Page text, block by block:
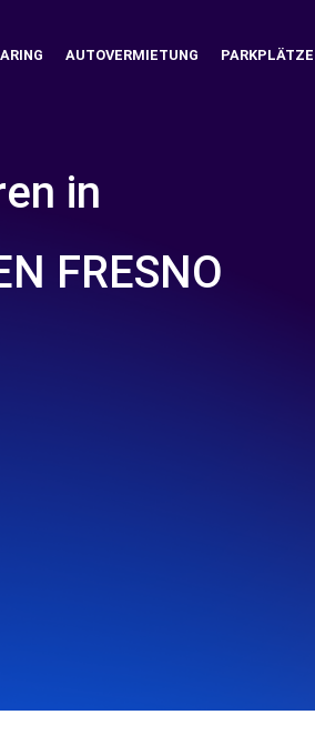
AUTOVERMIETUNG PARKPLÄTZE
in
FRESNO